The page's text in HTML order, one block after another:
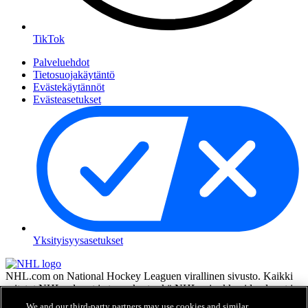
TikTok
Palveluehdot
Tietosuojakäytäntö
Evästekäytännöt
Evästeasetukset
Yksityisyysasetukset
NHL.com on National Hockey Leaguen virallinen sivusto. Kaikki
esitetyt NHL:n logot ja tunnukset sekä NHL:n joukkueiden logot ja
tunnukset ovat NHL:n ja sen joukkueiden omaisuutta, eikä niitä saa